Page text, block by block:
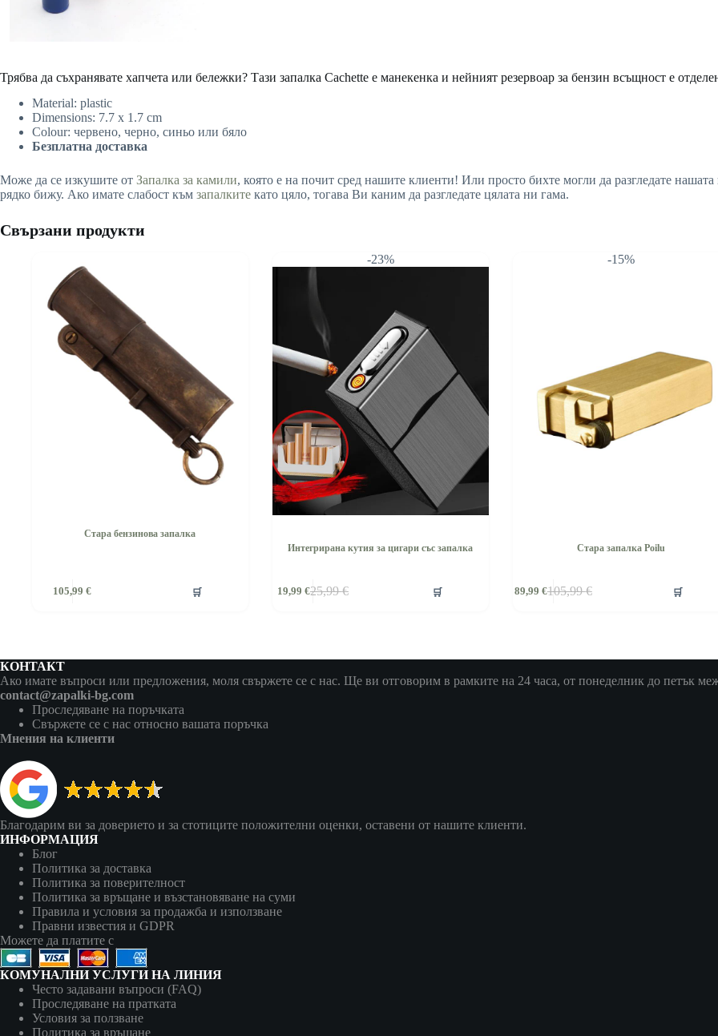
Трябва да съхранявате хапчета или бележки? Тази запалка Cachette е манекенка и нейният резервоар за бензин всъщност е
Material: plastic
Dimensions: 7.7 x 1.7 cm
Colour: червено, черно, синьо или бяло
Безплатна доставка
Може да се изкушите от Запалка за камили, която е на почит сред нашите клиенти! Или просто бихте могли да разгледате
рядко бижу. Ако имате слабост към запалките като цяло, тогава Ви каним да разгледате цялата ни гама.
Свързани продукти
Стара бензинова запалка
105,99€ 🛒
-23%
Интегрирана кутия за цигари със запалка
25,99€
Original
19,99 €Текущата
🛒
-15%
Стара запалка Poilu
105,99€
Original
89,99 € Текущата
🛒
КОНТАКТ
Ако имате въпроси или предложения, моля свържете се с нас. Ще ви отговорим в рамките на 24 часа, от понеделник до петък
contact@zapalki-bg.com
Проследяване на поръчката
Свържете се с нас относно вашата поръчка
Мнения на клиенти
Благодарим ви за доверието и за стотиците положителни оценки, оставени от нашите клиенти.
ИНФОРМАЦИЯ
Блог
Политика за доставка
Политика за поверителност
Политика за връщане и възстановяване на суми
Правила и условия за продажба и използване
Правни известия и GDPR
Можете да платите с
КОМУНАЛНИ УСЛУГИ НА ЛИНИЯ
Често задавани въпроси (FAQ)
Проследяване на пратката
Условия за ползване
Политика за връщане